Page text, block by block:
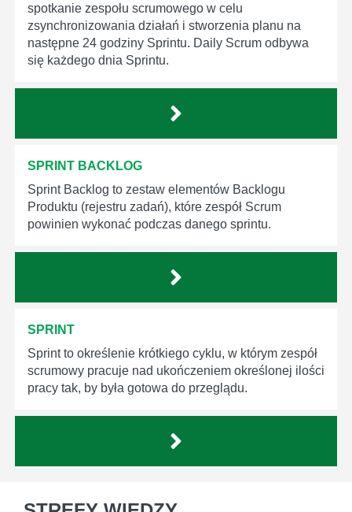
spotkanie zespołu scrumowego w celu
zsynchronizowania działań i stworzenia planu na
następne 24 godziny Sprintu. Daily Scrum odbywa
się każdego dnia Sprintu.
SPRINT BACKLOG
Sprint Backlog to zestaw elementów Backlogu
Produktu (rejestru zadań), które zespół Scrum
powinien wykonać podczas danego sprintu.
SPRINT
Sprint to określenie krótkiego cyklu, w którym zespół
scrumowy pracuje nad ukończeniem określonej ilości
pracy tak, by była gotowa do przeglądu.